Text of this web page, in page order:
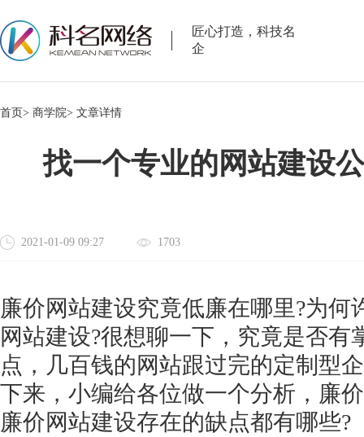
匠心打造，科技名
企
首页> 商学院> 文章详情
找一个专业的网站建设
2021-01-09 09:27 1703
廉价网站建设究竟低廉在哪里?为何
网站建设?很想聊一下，究竟是否有
点，几百钱的网站跟过完的定制型
下来，小编给各位做一个分析，廉
廉价网站建设存在的缺点都有哪些?